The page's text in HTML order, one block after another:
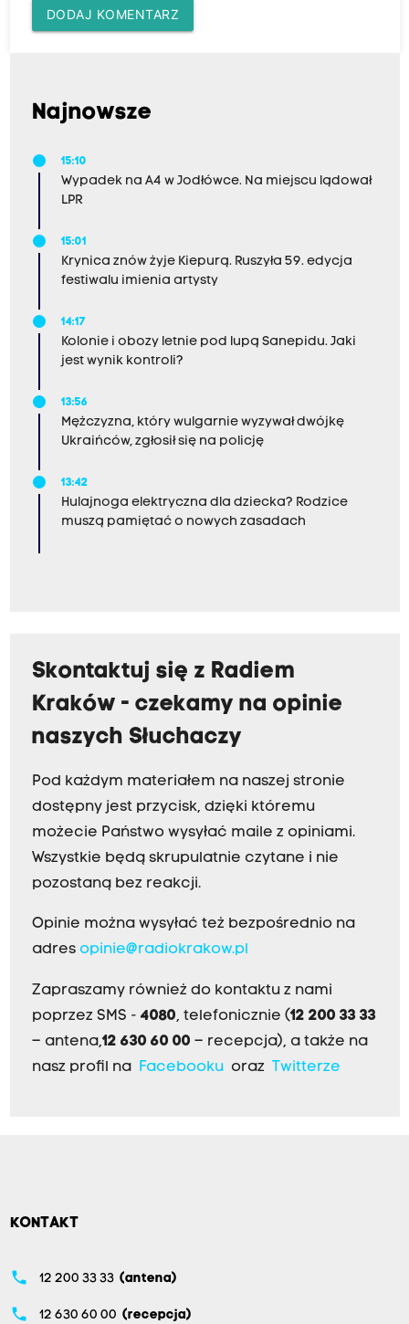
DODAJ KOMENTARZ
Najnowsze
15:10
Wypadek na A4 w Jodłówce. Na miejscu lądował
LPR
15:01
Krynica znów żyje Kiepurą. Ruszyła 59. edycja
festiwalu imienia artysty
14:17
Kolonie i obozy letnie pod lupą Sanepidu. Jaki
jest wynik kontroli?
13:56
Mężczyzna, który wulgarnie wyzywał dwójkę
Ukraińców, zgłosił się na policję
13:42
Hulajnoga elektryczna dla dziecka? Rodzice
muszą pamiętać o nowych zasadach
Skontaktuj się z Radiem
Kraków - czekamy na opinie
naszych Słuchaczy
Pod każdym materiałem na naszej stronie
dostępny jest przycisk, dzięki któremu
możecie Państwo wysyłać maile z opiniami.
Wszystkie będą skrupulatnie czytane i nie
pozostaną bez reakcji.
Opinie można wysyłać też bezpośrednio na
adres opinie@radiokrakow.pl
Zapraszamy również do kontaktu z nami
poprzez SMS - 4080, telefonicznie (12 200 33 33
– antena,12 630 60 00 – recepcja), a także na
nasz profil na
Facebookuoraz Twitterze
KONTAKT
phone 12 200 33 33 (antena)
phone 12 630 60 00 (recepcja)